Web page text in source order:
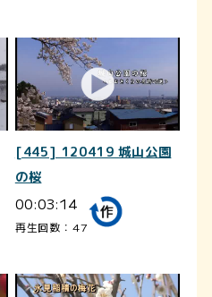
[445] 120419 城山公園
の桜
00:03:14
再生回数：47